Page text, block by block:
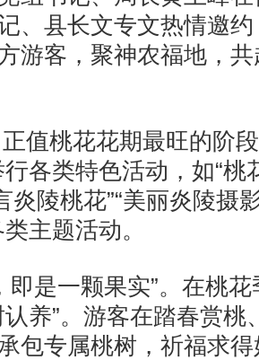
、县长文专文热情邀
游客，聚神农福地，
值桃花花期最旺的阶
各类特色活动，如“桃
炎陵桃花”“美丽炎陵摄
主题活动。
即是一颗果实”。在桃
养”。游客在踏春赏桃
包专属桃树，祈福求